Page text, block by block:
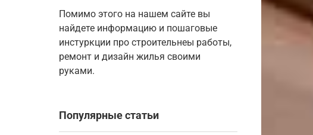
Помимо этого на нашем сайте вы
найдете информацию и пошаговые
инстуркции про строительнеы работы,
ремонт и дизайн жилья своими
руками.
Популярные статьи